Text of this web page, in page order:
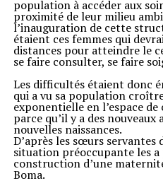
population à accéder aux
proximité de leur milieu
l’inauguration de cette
étaient ces femmes qui
distances pour atteindre le
se faire consulter, se faire
Les difficultés étaient donc
qui a vu sa population
exponentielle en l’espace
parce qu’il y a des nouveaux
nouvelles naissances.
D’après les sœurs servantes
situation préoccupante les a
construction d’une
Boma.